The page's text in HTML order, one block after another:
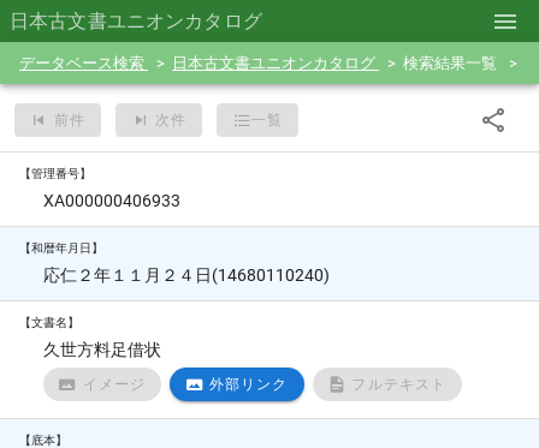
日本古文書ユニオンカタログ
データベース検索 日本古文書ユニオンカタログ 検索結果一覧
前件 次件 一覧
【管理番号】
XA000000406933
【和暦年月日】
応仁２年１１月２４日(14680110240)
【文書名】
久世方料足借状
イメージ 外部リンク フルテキスト
【底本】